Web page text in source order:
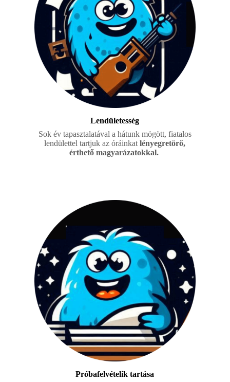
Lendületesség
Sok év tapasztalatával a hátunk mögött, fiatalos
lendülettel tartjuk az óráinkatlényegretörő,
érthető magyarázatokkal.
Próbafelvételik tartása